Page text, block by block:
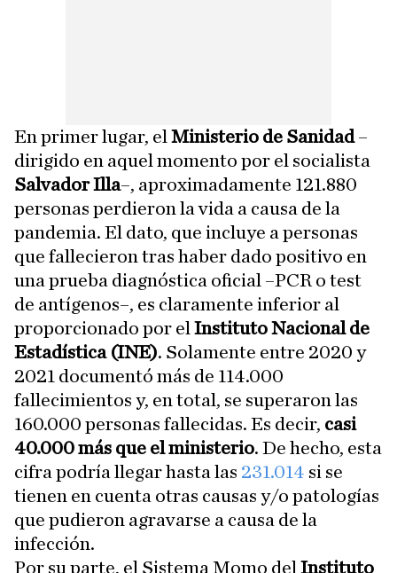
En primer lugar, el Ministerio de Sanidad–
dirigido en aquel momento por el socialista
Salvador Illa–, aproximadamente 121.880
personas perdieron la vida a causa de la
pandemia. El dato, que incluye a personas
que fallecieron tras haber dado positivo en
una prueba diagnóstica oficial –PCR o test
de antígenos–, es claramente inferior al
proporcionado por el Instituto Nacional de
Estadística (INE). Solamente entre 2020 y
2021 documentó más de 114.000
fallecimientos y, en total, se superaron las
160.000 personas fallecidas. Es decir, casi
40.000 más que el ministerio. De hecho, esta
cifra podría llegar hasta las 231.014 si se
tienen en cuenta otras causas y/o patologías
que pudieron agravarse a causa de la
infección.
Por su parte, el Sistema Momo del Instituto